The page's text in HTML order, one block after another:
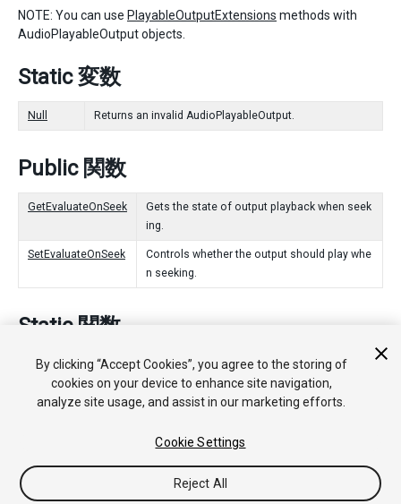
NOTE: You can use PlayableOutputExtensions methods with
AudioPlayableOutput objects.
Static 変数
Null Returns an invalid AudioPlayableOutput.
Public 関数
GetEvaluateOnSeek
Gets the state of output playback when seek
ing.
SetEvaluateOnSeek
Controls whether the output should play whe
n seeking.
Static 関数
Create Creates an AudioPlayableOutput in the PlayableGraph.
Copyright © 2020 Unity Technologies. Publication 2019.2
チュートリアル
Answers ナレッジベース フォーラム
アセッ
トストア
プライバシーポリシー
情報を販売または共有しない
By clicking “Accept Cookies”, you agree to the storing of
cookies on your device to enhance site navigation,
analyze site usage, and assist in our marketing efforts.
Cookie Settings
Reject All